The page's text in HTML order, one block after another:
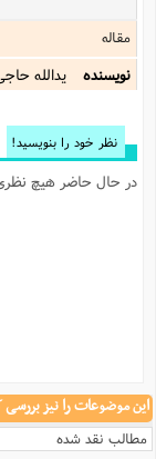
مقاله
نویسنده
یدالله
نظر خود را بنویسید!
در حال حاضر هیچ نظری
این موضوعات را نیز بررسی
مطالب نقد شده